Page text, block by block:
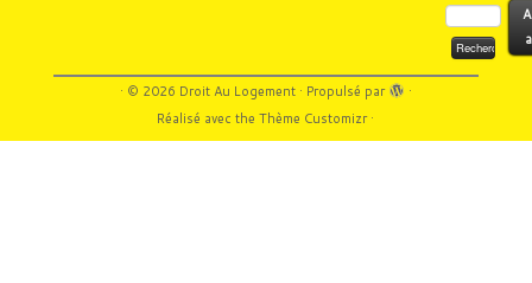
Rechercher :
· © 2026 Droit Au Logement· Propulsé par
·
Réalisé avec theThème Customizr·